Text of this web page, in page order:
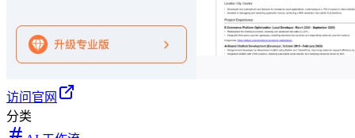
访问官网
分类